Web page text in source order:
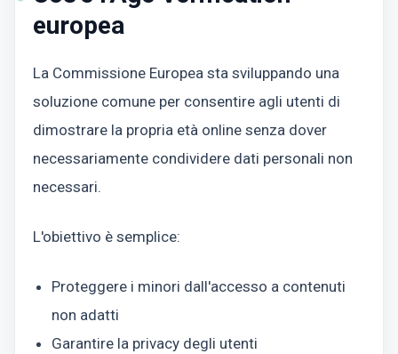
europea
La Commissione Europea sta sviluppando una
soluzione comune per consentire agli utenti di
dimostrare la propria età online senza dover
necessariamente condividere dati personali non
necessari.
L'obiettivo è semplice:
Proteggere i minori dall'accesso a contenuti
non adatti
Garantire la privacy degli utenti